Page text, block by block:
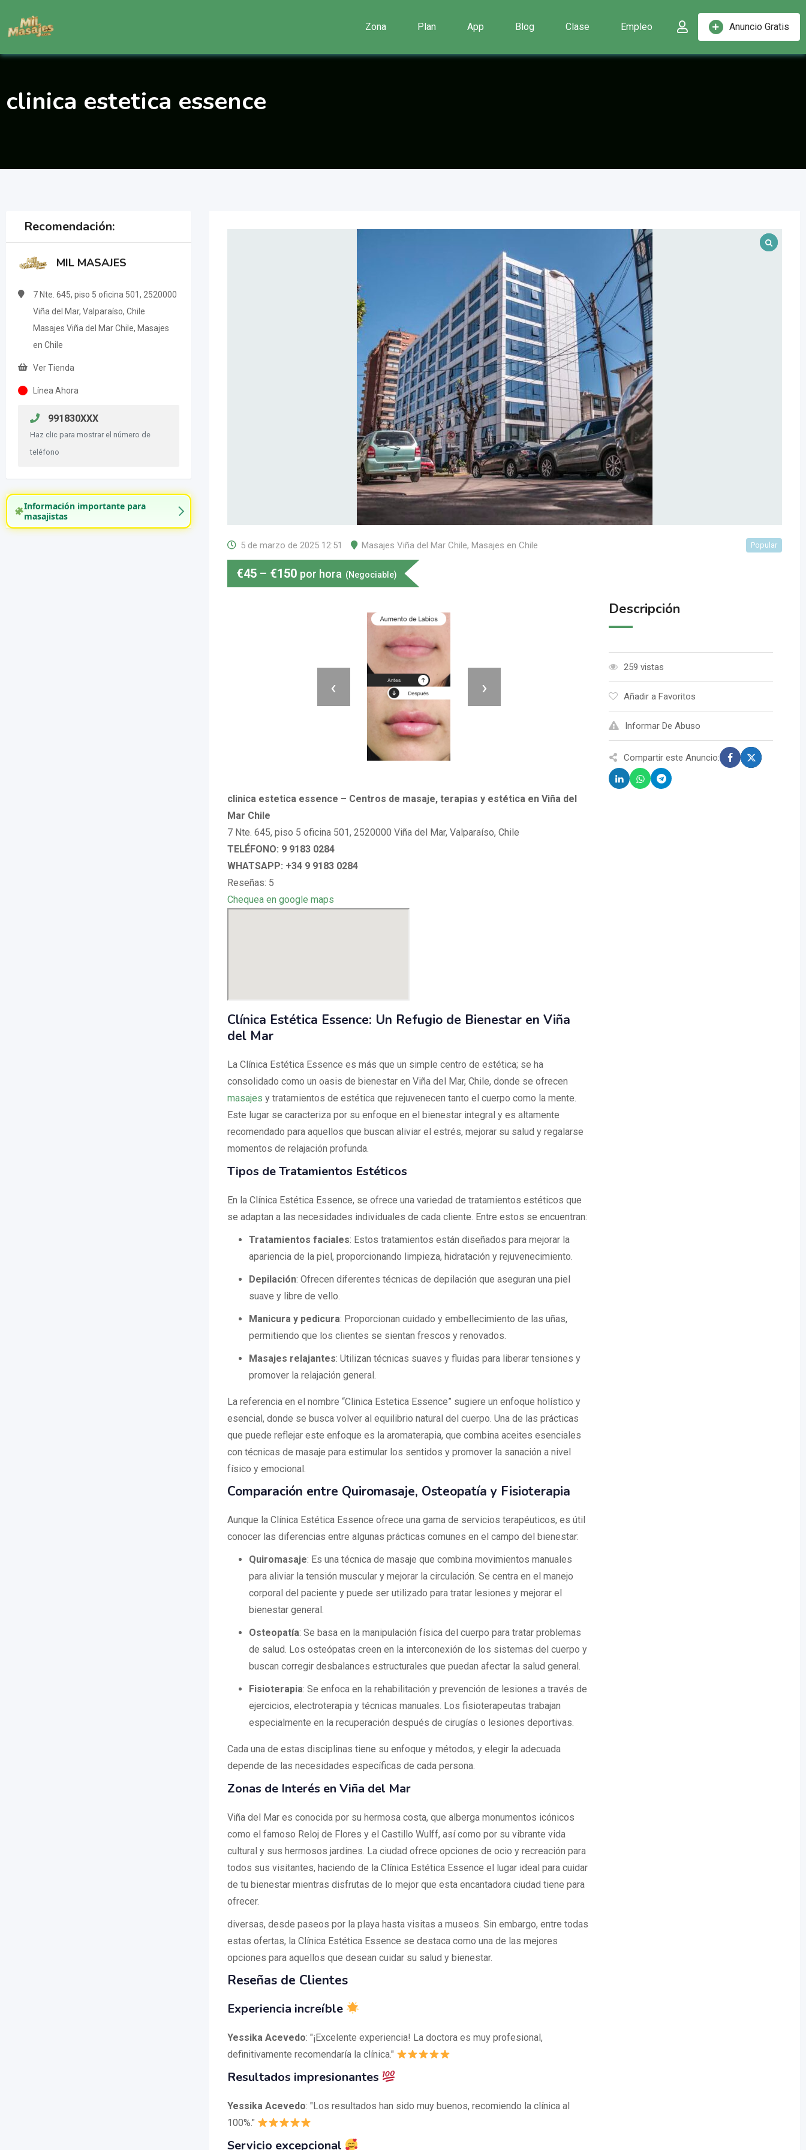
contenido
Anuncio Gratis
Zona Plan App Blog Clase Empleo
clinica estetica essence
Recomendación:
MIL MASAJES
7 Nte. 645, piso 5 oficina 501, 2520000
Viña del Mar, Valparaíso, Chile
Masajes Viña del Mar Chile, Masajes
en Chile
Ver Tienda
Línea Ahora
991830XXX
Haz clic para mostrar el número de
teléfono
Información importante para
masajistas
5 de marzo de 2025 12:51 Masajes Viña del Mar Chile, Masajes en Chile Popular
€45 – €150 por hora (Negociable)
‹ ›
clinica estetica essence – Centros de masaje, terapias y estética en Viña del
Mar Chile
7 Nte. 645, piso 5 oficina 501, 2520000 Viña del Mar, Valparaíso, Chile
TELÉFONO: 9 9183 0284
WHATSAPP: +34 9 9183 0284
Reseñas: 5
Chequea en google maps
Clínica Estética Essence: Un Refugio de Bienestar en Viña
del Mar
La Clínica Estética Essence es más que un simple centro de estética; se ha
consolidado como un oasis de bienestar en Viña del Mar, Chile, donde se ofrecen
masajes y tratamientos de estética que rejuvenecen tanto el cuerpo como la mente.
Este lugar se caracteriza por su enfoque en el bienestar integral y es altamente
recomendado para aquellos que buscan aliviar el estrés, mejorar su salud y regalarse
momentos de relajación profunda.
Tipos de Tratamientos Estéticos
En la Clínica Estética Essence, se ofrece una variedad de tratamientos estéticos que
se adaptan a las necesidades individuales de cada cliente. Entre estos se encuentran:
Tratamientos faciales: Estos tratamientos están diseñados para mejorar la
apariencia de la piel, proporcionando limpieza, hidratación y rejuvenecimiento.
Depilación: Ofrecen diferentes técnicas de depilación que aseguran una piel
suave y libre de vello.
Manicura y pedicura: Proporcionan cuidado y embellecimiento de las uñas,
permitiendo que los clientes se sientan frescos y renovados.
Masajes relajantes: Utilizan técnicas suaves y fluidas para liberar tensiones y
promover la relajación general.
La referencia en el nombre “Clinica Estetica Essence” sugiere un enfoque holístico y
esencial, donde se busca volver al equilibrio natural del cuerpo. Una de las prácticas
que puede reflejar este enfoque es la aromaterapia, que combina aceites esenciales
con técnicas de masaje para estimular los sentidos y promover la sanación a nivel
físico y emocional.
Comparación entre Quiromasaje, Osteopatía y Fisioterapia
Aunque la Clínica Estética Essence ofrece una gama de servicios terapéuticos, es útil
conocer las diferencias entre algunas prácticas comunes en el campo del bienestar:
Quiromasaje: Es una técnica de masaje que combina movimientos manuales
para aliviar la tensión muscular y mejorar la circulación. Se centra en el manejo
corporal del paciente y puede ser utilizado para tratar lesiones y mejorar el
bienestar general.
Osteopatía: Se basa en la manipulación física del cuerpo para tratar problemas
de salud. Los osteópatas creen en la interconexión de los sistemas del cuerpo y
buscan corregir desbalances estructurales que puedan afectar la salud general.
Fisioterapia: Se enfoca en la rehabilitación y prevención de lesiones a través de
ejercicios, electroterapia y técnicas manuales. Los fisioterapeutas trabajan
especialmente en la recuperación después de cirugías o lesiones deportivas.
Cada una de estas disciplinas tiene su enfoque y métodos, y elegir la adecuada
depende de las necesidades específicas de cada persona.
Zonas de Interés en Viña del Mar
Viña del Mar es conocida por su hermosa costa, que alberga monumentos icónicos
como el famoso Reloj de Flores y el Castillo Wulff, así como por su vibrante vida
cultural y sus hermosos jardines. La ciudad ofrece opciones de ocio y recreación para
todos sus visitantes, haciendo de la Clínica Estética Essence el lugar ideal para cuidar
de tu bienestar mientras disfrutas de lo mejor que esta encantadora ciudad tiene para
ofrecer.
diversas, desde paseos por la playa hasta visitas a museos. Sin embargo, entre todas
estas ofertas, la Clínica Estética Essence se destaca como una de las mejores
opciones para aquellos que desean cuidar su salud y bienestar.
Reseñas de Clientes
Experiencia increíble
Yessika Acevedo: "¡Excelente experiencia! La doctora es muy profesional,
definitivamente recomendaría la clínica."
Resultados impresionantes
Yessika Acevedo: "Los resultados han sido muy buenos, recomiendo la clínica al
100%."
Servicio excepcional
Descripción
259 vistas
Añadir a Favoritos
Informar De Abuso
Compartir este Anuncio: